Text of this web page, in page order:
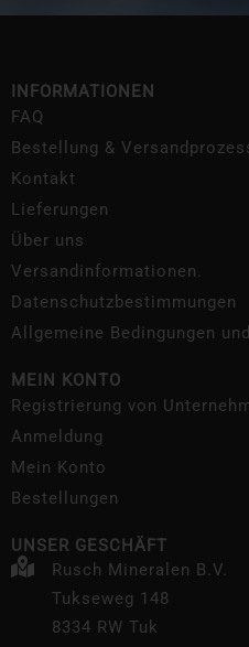
INFORMATIONEN
FAQ
Bestellung &
Kontakt
Lieferungen
Über uns
Versandinformationen.
Datenschutzbestimmungen
Allgemeine Bedingungen
MEIN KONTO
Registrierung von
Anmeldung
Mein Konto
Bestellungen
UNSER GESCHÄFT
Rusch Mineralen B.V.
Tukseweg 148
8334 RW Tuk